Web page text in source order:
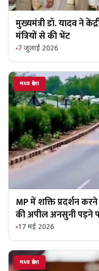
मुख्यमंत्री डॉ. यादव ने
मंत्रियों से की भेंट
7 जुलाई 2026
मध्य प्रदेश
MP में शक्ति प्रदर्शन
की अपील अनसुनी पड़ने
17 मई 2026
मध्य प्रदेश